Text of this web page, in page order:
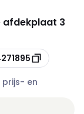
afdekplaat 3
en